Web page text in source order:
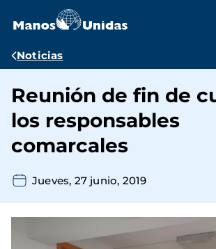
contenido
Ruta
navegación
Noticias
Reunión de fin de
los responsables
comarcales
Jueves, 27 junio, 2019